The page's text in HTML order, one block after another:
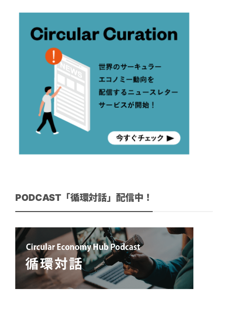
PODCAST「循環対話」配信中！